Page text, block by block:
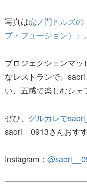
写真は虎ノ門ヒルズの
ブ・フュージョン）』 。
プロジェクションマ
なレストランで、
い、五感で楽しむシェ
ぜひ、 グルカレで
saori__0913さんおす
Instagram：